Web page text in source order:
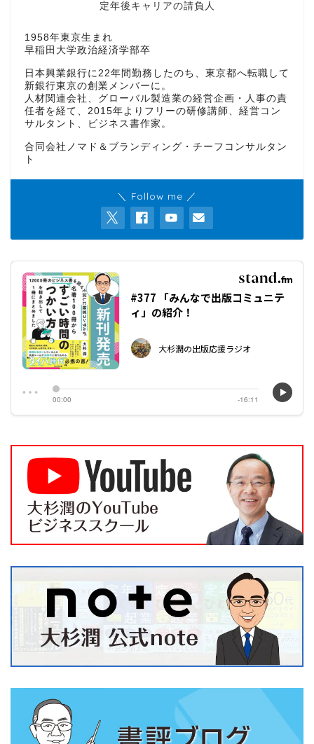
定年後キャリアの請負人
1958年東京生まれ
早稲田大学政治経済学部卒
日本興業銀行に22年間勤務したのち、東京都へ転職して
新銀行東京の創業メンバーに。
人材関連会社、グローバル製造業の経営企画・人事の責
任者を経て、2015年よりフリーの研修講師、経営コン
サルタント、ビジネス書作家。
合同会社ノマド＆ブランディング・チーフコンサルタン
ト
＼ Follow me ／